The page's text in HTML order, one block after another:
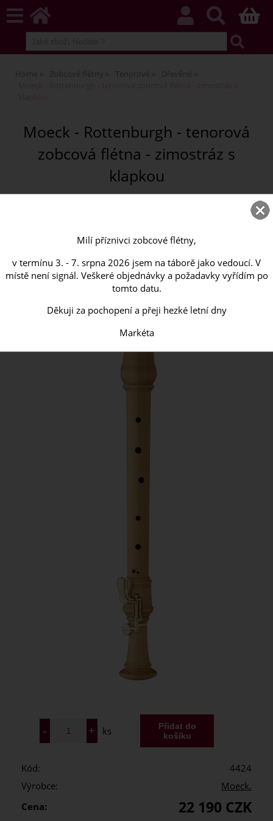
Home Zobcové flétny Tenorové
Dřevěné
Moeck - Rottenburgh - tenorová
zobcová flétna - zimostráz s
klapkou
ks
Kód:
4424
Výrobce:
Moeck.
Cena:
22 190 CZK
Milí příznivci zobcové flétny,
v termínu 3. - 7. srpna 2026 jsem na táborě jako vedoucí. V
místě není signál. Veškeré objednávky a požadavky vyřídím po
tomto datu.
Děkuji za pochopení a přeji hezké letní dny
Markéta